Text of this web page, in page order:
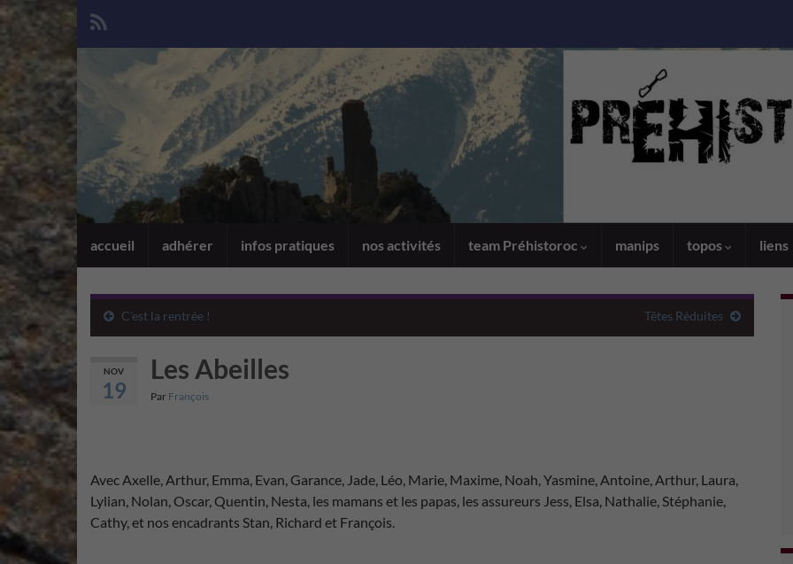
accueil adhérer infos pratiques nos activités team Préhistoroc manips topos liens
C’est la rentrée ! Têtes Réduites
NOV
19
Les Abeilles
Par François
Avec Axelle, Arthur, Emma, Evan, Garance, Jade, Léo, Marie, Maxime, Noah, Yasmine, Antoine, Arthur, Laura,
Lylian, Nolan, Oscar, Quentin, Nesta, les mamans et les papas, les assureurs Jess, Elsa, Nathalie, Stéphanie,
Cathy, et nos encadrants Stan, Richard et François.